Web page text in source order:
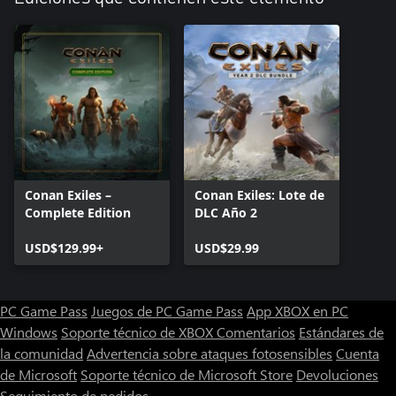
Conan Exiles –
Complete Edition
USD$129.99+
Conan Exiles: Lote de
DLC Año 2
USD$29.99
PC Game Pass Juegos de PC Game Pass App XBOX en PC
Windows Soporte técnico de XBOXComentarios Estándares de
la comunidad Advertencia sobre ataques fotosensibles Cuenta
de Microsoft Soporte técnico de Microsoft Store Devoluciones